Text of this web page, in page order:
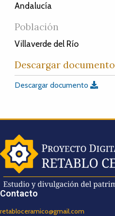
Andalucía
Población
Villaverde del Río
Descargar documento
Descargar documento
Contacto
retabloceramico@gmail.com